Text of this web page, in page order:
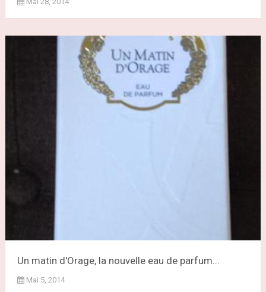
Un matin d'Orage, la nouvelle eau de parfum...
Mai 5, 2014